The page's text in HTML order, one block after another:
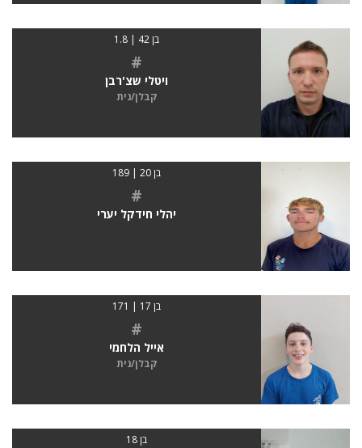
בן 42 | 1.8
#
ויטלי שצ'רבן
קבלן/נית
בן 20 | 189
#
יהלי חידקל יערי
בן 17 | 171
#
אייל הלחמי
קבלן/נית
בן 18